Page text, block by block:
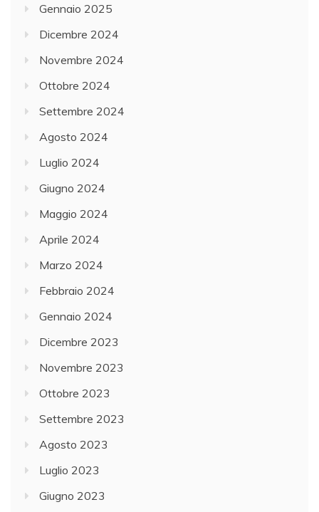
Gennaio 2025
Dicembre 2024
Novembre 2024
Ottobre 2024
Settembre 2024
Agosto 2024
Luglio 2024
Giugno 2024
Maggio 2024
Aprile 2024
Marzo 2024
Febbraio 2024
Gennaio 2024
Dicembre 2023
Novembre 2023
Ottobre 2023
Settembre 2023
Agosto 2023
Luglio 2023
Giugno 2023